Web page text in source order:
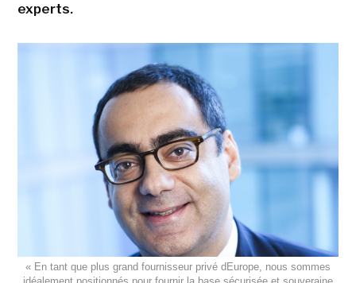
experts.
« En tant que plus grand fournisseur privé dEurope, nous sommes